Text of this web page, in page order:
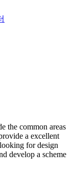
the common areas
a excellent
for design
develop a scheme